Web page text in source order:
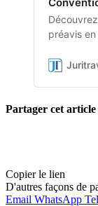
préavis
(HCR),
Partager cet article
Copier le lien
D'autres façons de
Email WhatsApp